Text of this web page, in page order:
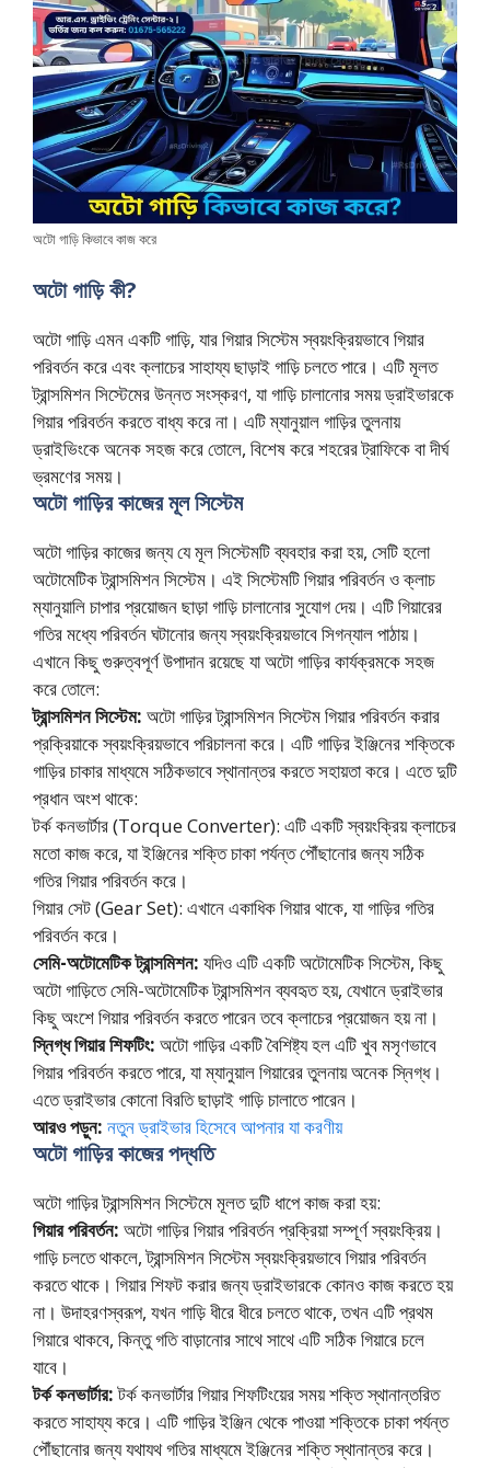
অটো গাড়ি কিভাবে কাজ করে
অটো গাড়ি কী?
অটো গাড়ি এমন একটি গাড়ি, যার গিয়ার সিস্টেম স্বয়ংক্রিয়ভাবে গিয়ার
পরিবর্তন করে এবং ক্লাচের সাহায্য ছাড়াই গাড়ি চলতে পারে। এটি মূলত
ট্রান্সমিশন সিস্টেমের উন্নত সংস্করণ, যা গাড়ি চালানোর সময় ড্রাইভারকে
গিয়ার পরিবর্তন করতে বাধ্য করে না। এটি ম্যানুয়াল গাড়ির তুলনায়
ড্রাইভিংকে অনেক সহজ করে তোলে, বিশেষ করে শহরের ট্রাফিকে বা দীর্ঘ
ভ্রমণের সময়।
অটো গাড়ির কাজের মূল সিস্টেম
অটো গাড়ির কাজের জন্য যে মূল সিস্টেমটি ব্যবহার করা হয়, সেটি হলো
অটোমেটিক ট্রান্সমিশন সিস্টেম। এই সিস্টেমটি গিয়ার পরিবর্তন ও ক্লাচ
ম্যানুয়ালি চাপার প্রয়োজন ছাড়া গাড়ি চালানোর সুযোগ দেয়। এটি গিয়ারের
গতির মধ্যে পরিবর্তন ঘটানোর জন্য স্বয়ংক্রিয়ভাবে সিগন্যাল পাঠায়।
এখানে কিছু গুরুত্বপূর্ণ উপাদান রয়েছে যা অটো গাড়ির কার্যক্রমকে সহজ
করে তোলে:
ট্রান্সমিশন সিস্টেম: অটো গাড়ির ট্রান্সমিশন সিস্টেম গিয়ার পরিবর্তন করার
প্রক্রিয়াকে স্বয়ংক্রিয়ভাবে পরিচালনা করে। এটি গাড়ির ইঞ্জিনের শক্তিকে
গাড়ির চাকার মাধ্যমে সঠিকভাবে স্থানান্তর করতে সহায়তা করে। এতে দুটি
প্রধান অংশ থাকে:
টর্ক কনভার্টার (Torque Converter): এটি একটি স্বয়ংক্রিয় ক্লাচের
মতো কাজ করে, যা ইঞ্জিনের শক্তি চাকা পর্যন্ত পৌঁছানোর জন্য সঠিক
গতির গিয়ার পরিবর্তন করে।
গিয়ার সেট (Gear Set): এখানে একাধিক গিয়ার থাকে, যা গাড়ির গতির
পরিবর্তন করে।
সেমি-অটোমেটিক ট্রান্সমিশন: যদিও এটি একটি অটোমেটিক সিস্টেম, কিছু
অটো গাড়িতে সেমি-অটোমেটিক ট্রান্সমিশন ব্যবহৃত হয়, যেখানে ড্রাইভার
কিছু অংশে গিয়ার পরিবর্তন করতে পারেন তবে ক্লাচের প্রয়োজন হয় না।
স্নিগ্ধ গিয়ার শিফটিং: অটো গাড়ির একটি বৈশিষ্ট্য হল এটি খুব মসৃণভাবে
গিয়ার পরিবর্তন করতে পারে, যা ম্যানুয়াল গিয়ারের তুলনায় অনেক স্নিগ্ধ।
এতে ড্রাইভার কোনো বিরতি ছাড়াই গাড়ি চালাতে পারেন।
আরও পড়ুন: নতুন ড্রাইভার হিসেবে আপনার যা করণীয়
অটো গাড়ির কাজের পদ্ধতি
অটো গাড়ির ট্রান্সমিশন সিস্টেমে মূলত দুটি ধাপে কাজ করা হয়:
গিয়ার পরিবর্তন: অটো গাড়ির গিয়ার পরিবর্তন প্রক্রিয়া সম্পূর্ণ স্বয়ংক্রিয়।
গাড়ি চলতে থাকলে, ট্রান্সমিশন সিস্টেম স্বয়ংক্রিয়ভাবে গিয়ার পরিবর্তন
করতে থাকে। গিয়ার শিফট করার জন্য ড্রাইভারকে কোনও কাজ করতে হয়
না। উদাহরণস্বরূপ, যখন গাড়ি ধীরে ধীরে চলতে থাকে, তখন এটি প্রথম
গিয়ারে থাকবে, কিন্তু গতি বাড়ানোর সাথে সাথে এটি সঠিক গিয়ারে চলে
যাবে।
টর্ক কনভার্টার:টর্ক কনভার্টার গিয়ার শিফটিংয়ের সময় শক্তি স্থানান্তরিত
করতে সাহায্য করে। এটি গাড়ির ইঞ্জিন থেকে পাওয়া শক্তিকে চাকা পর্যন্ত
পৌঁছানোর জন্য যথাযথ গতির মাধ্যমে ইঞ্জিনের শক্তি স্থানান্তর করে।